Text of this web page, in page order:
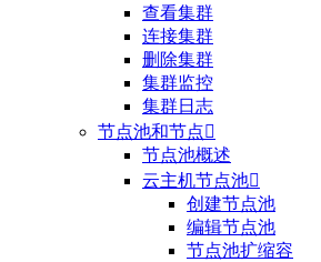
查看集群
连接集群
删除集群
集群监控
集群日志
节点池和节点
节点池概述
云主机节点池
创建节点池
编辑节点池
节点池扩缩容